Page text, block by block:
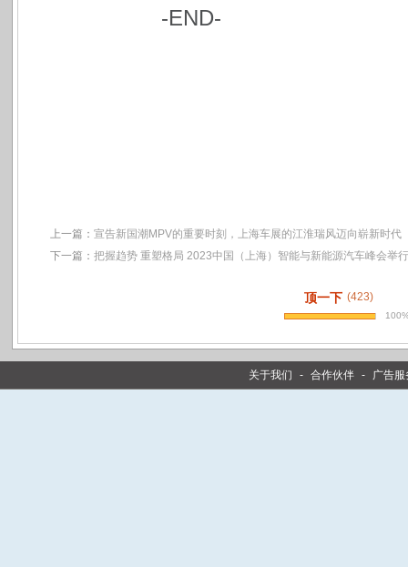
-END-
上一篇： 宣告新国潮MPV的重要时刻，上海车展的江淮瑞风迈向崭新时代
下一篇： 把握趋势 重塑格局 2023中国（上海）智能与新能源汽车峰会举行
顶一下 (423)
关于我们 - 合作伙伴 - 广告服